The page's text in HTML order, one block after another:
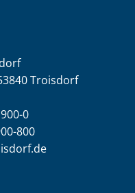
Troisdorf
0
800